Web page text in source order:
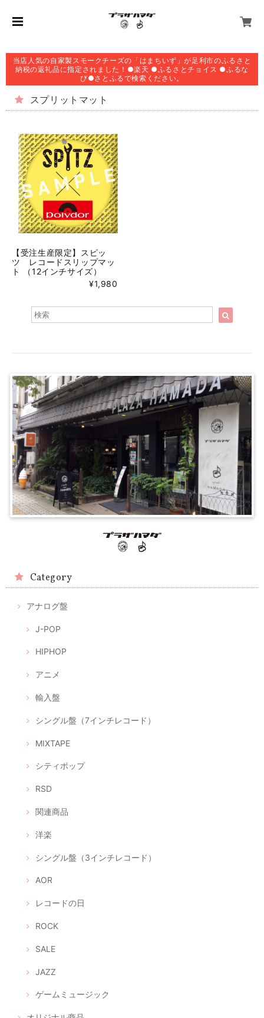
当店人気の自家製スモークチーズの「はまちいず」が足利市のふるさと
納税の返礼品に指定されました！●楽天 ●ふるさとチョイス ●ふるな
び●さとふるで検索ください。
スプリットマット
【受注生産限定】スピッ
ツ レコードスリップマッ
ト （12インチサイズ）
¥1,980
Category
アナログ盤
J-POP
HIPHOP
アニメ
輸入盤
シングル盤（7インチレコード）
MIXTAPE
シティポップ
RSD
関連商品
洋楽
シングル盤（3インチレコード）
AOR
レコードの日
ROCK
SALE
JAZZ
ゲームミュージック